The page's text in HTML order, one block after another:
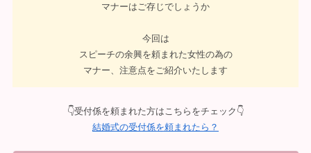
マナーはご存じでしょうか
今回は
スピーチの余興を頼まれた女性の為の
マナー、注意点をご紹介いたします
👇受付係を頼まれた方はこちらをチェック👇
結婚式の受付係を頼まれたら？